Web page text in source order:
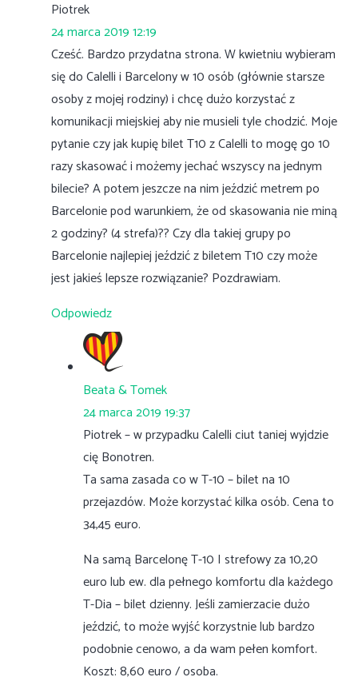
Piotrek
24 marca 2019 12:19
Cześć. Bardzo przydatna strona. W kwietniu wybieram
się do Calelli i Barcelony w 10 osób (głównie starsze
osoby z mojej rodziny) i chcę dużo korzystać z
komunikacji miejskiej aby nie musieli tyle chodzić. Moje
pytanie czy jak kupię bilet T10 z Calelli to mogę go 10
razy skasować i możemy jechać wszyscy na jednym
bilecie? A potem jeszcze na nim jeździć metrem po
Barcelonie pod warunkiem, że od skasowania nie miną
2 godziny? (4 strefa)?? Czy dla takiej grupy po
Barcelonie najlepiej jeździć z biletem T10 czy może
jest jakieś lepsze rozwiązanie? Pozdrawiam.
Odpowiedz
Beata & Tomek
24 marca 2019 19:37
Piotrek – w przypadku Calelli ciut taniej wyjdzie
cię Bonotren.
Ta sama zasada co w T-10 – bilet na 10
przejazdów. Może korzystać kilka osób. Cena to
34,45 euro.
Na samą Barcelonę T-10 I strefowy za 10,20
euro lub ew. dla pełnego komfortu dla każdego
T-Dia – bilet dzienny. Jeśli zamierzacie dużo
jeździć, to może wyjść korzystnie lub bardzo
podobnie cenowo, a da wam pełen komfort.
Koszt: 8,60 euro / osoba.